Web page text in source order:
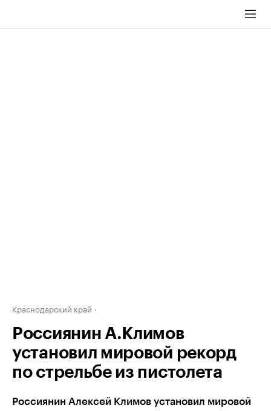
Краснодарский край
Россиянин А.Климов
установил мировой рекорд
по стрельбе из пистолета
Россиянин Алексей Климов установил мировой